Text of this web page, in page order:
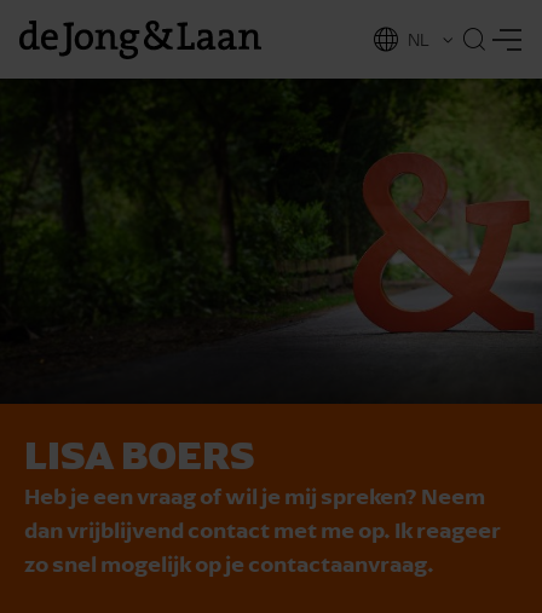
EN
NL
LISA BOERS
Heb je een vraag of wil je mij spreken? Neem
dan vrijblijvend contact met me op. Ik reageer
zo snel mogelijk op je contactaanvraag.